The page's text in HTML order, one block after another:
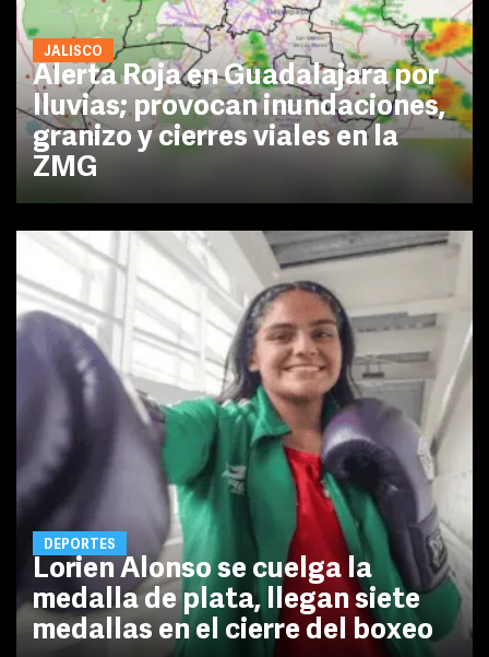
JALISCO
Alerta Roja en Guadalajara por
lluvias; provocan inundaciones,
granizo y cierres viales en la
ZMG
DEPORTES
Lorien Alonso se cuelga la
medalla de plata, llegan siete
medallas en el cierre del boxeo